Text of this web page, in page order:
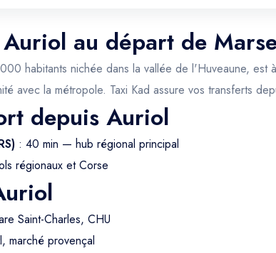
au départ de
habitants nichée dans la vallée de l'Huveaune,
avec la métropole. Taxi Kad assure vos transferts
depuis Auriol
: 40 min — hub régional principal
régionaux et Corse
Saint-Charles, CHU
marché provençal